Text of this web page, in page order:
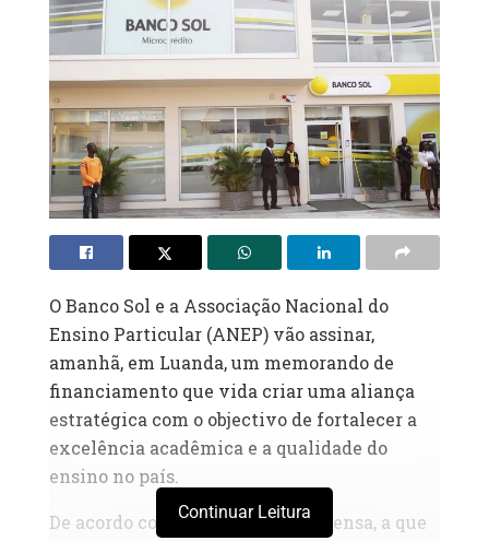
O Banco Sol e a Associação Nacional do
Ensino Particular (ANEP) vão assinar,
amanhã, em Luanda, um memorando de
financiamento que vida criar uma aliança
estratégica com o objectivo de fortalecer a
excelência acadêmica e a qualidade do
ensino no país.
De acordo com uma nota de imprensa, a que
Continuar Leitura